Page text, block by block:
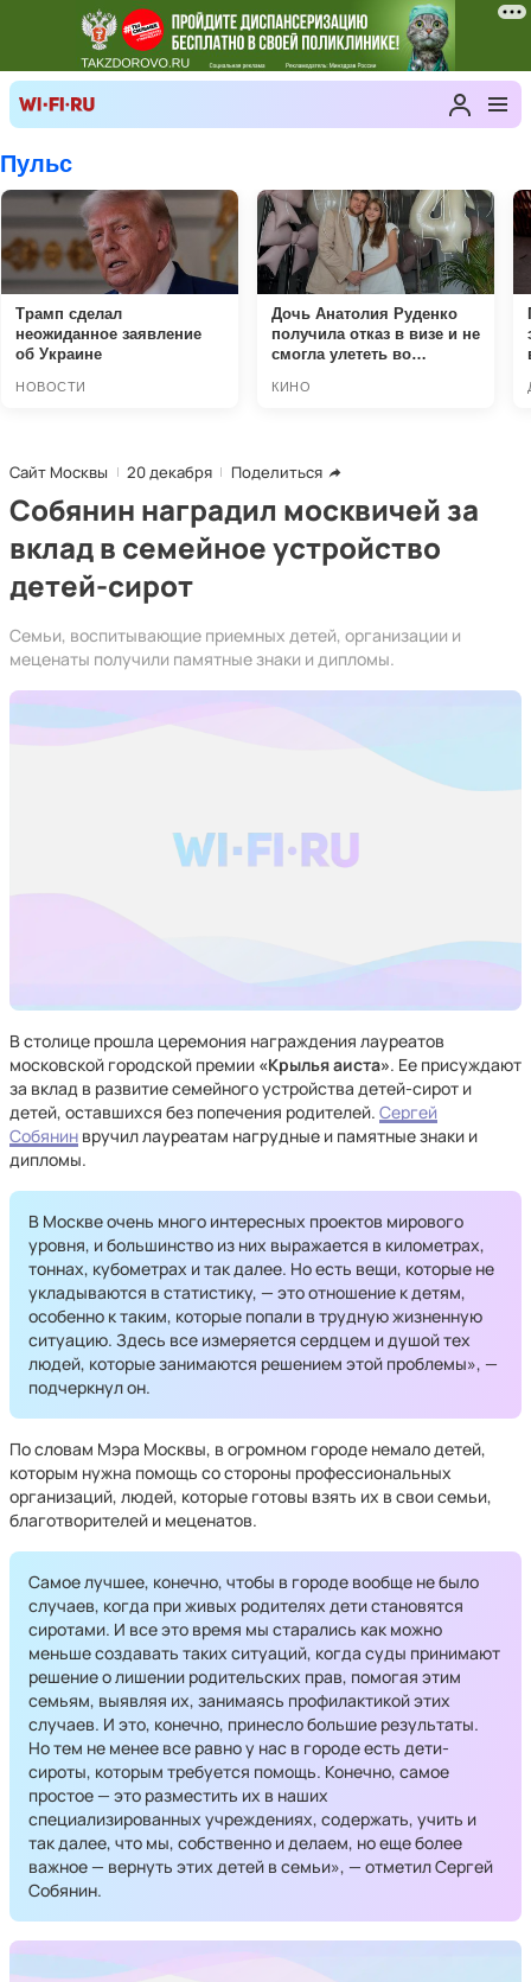
Сайт Москвы 20 декабря Поделиться
Собянин наградил москвичей за
вклад в семейное устройство
детей-сирот
Семьи, воспитывающие приемных детей, организации и
меценаты получили памятные знаки и дипломы.
В столице прошла церемония награждения лауреатов
московской городской премии «Крылья аиста». Ее присуждают
за вклад в развитие семейного устройства детей-сирот и
детей, оставшихся без попечения родителей. Сергей
Собянин вручил лауреатам нагрудные и памятные знаки и
дипломы.
В Москве очень много интересных проектов мирового
уровня, и большинство из них выражается в километрах,
тоннах, кубометрах и так далее. Но есть вещи, которые не
укладываются в статистику, — это отношение к детям,
особенно к таким, которые попали в трудную жизненную
ситуацию. Здесь все измеряется сердцем и душой тех
людей, которые занимаются решением этой проблемы», —
подчеркнул он.
По словам Мэра Москвы, в огромном городе немало детей,
которым нужна помощь со стороны профессиональных
организаций, людей, которые готовы взять их в свои семьи,
благотворителей и меценатов.
Самое лучшее, конечно, чтобы в городе вообще не было
случаев, когда при живых родителях дети становятся
сиротами. И все это время мы старались как можно
меньше создавать таких ситуаций, когда суды принимают
решение о лишении родительских прав, помогая этим
семьям, выявляя их, занимаясь профилактикой этих
случаев. И это, конечно, принесло большие результаты.
Но тем не менее все равно у нас в городе есть дети-
сироты, которым требуется помощь. Конечно, самое
простое — это разместить их в наших
специализированных учреждениях, содержать, учить и
так далее, что мы, собственно и делаем, но еще более
важное — вернуть этих детей в семьи», — отметил Сергей
Собянин.